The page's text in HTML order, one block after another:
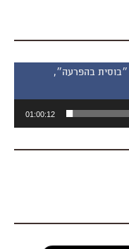
״בוסית בהפרעה״,
01:00:12